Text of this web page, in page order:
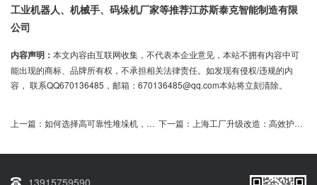
工业机器人、机械手、码垛机厂家等推荐江苏斯泰克智能制造有限
公司
内容声明： 本文内容由互联网收集，不代表本企业意见，本站不拥有内容中可
能出现的商标、品牌所有权，不承担相关法律责任。如发现有侵权/违规的内
容， 联系QQ670136485，邮箱：670136485@qq.com本站将立刻清除。
上一篇： 如何选择高可靠性堆垛机，提升仓储效率？ 下一篇： 上海工厂升级改造：高效护栏网码垛机器人助力生产提速
13915759590